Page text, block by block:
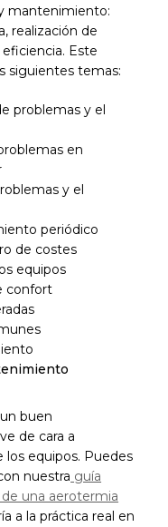
mantenimiento:
realización de
Este
siguientes temas:
problemas y el
en
y el
periódico
de costes
equipos
confort
buen
de cara a
los equipos. Puedes
nuestra guía
una aerotermia
a la práctica real en